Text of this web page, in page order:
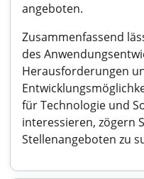
angeboten.
Zusammenfassend
des
Herausforderungen
für Technologie und
interessieren, zögern
Stellenangeboten zu